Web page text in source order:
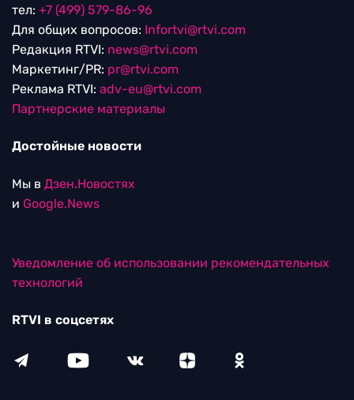
тел: +7 (499) 579-86-96
Для общих вопросов: Infortvi@rtvi.com
Редакция RTVI: news@rtvi.com
Маркетинг/PR: pr@rtvi.com
Реклама RTVI: adv-eu@rtvi.com
Партнерские материалы
Достойные новости
Мы в Дзен.Новостях
и Google.News
Уведомление об использовании рекомендательных
технологий
RTVI в соцсетях